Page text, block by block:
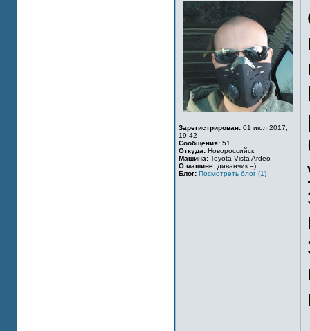
Зарегистрирован: 01 июл 2017,
19:42
Сообщения: 51
Откуда: Новороссийск
Машина: Toyota Vista Ardeo
О машине: диванчик =)
Блог: Посмотреть блог (1)